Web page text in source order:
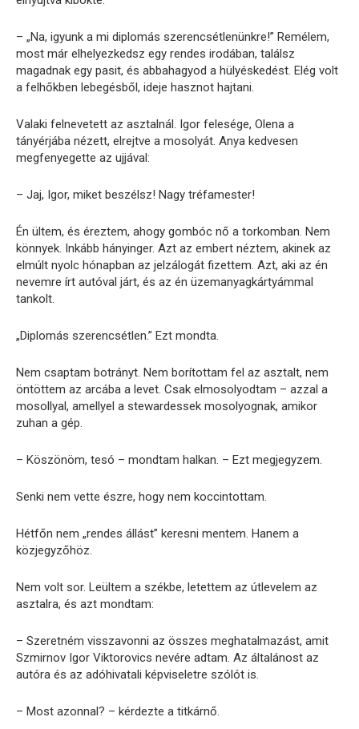
– „Na, igyunk a mi diplomás szerencsétlenünkre!” Remélem,
most már elhelyezkedsz egy rendes irodában, találsz
magadnak egy pasit, és abbahagyod a hülyéskedést. Elég volt
a felhőkben lebegésből, ideje hasznot hajtani.
Valaki felnevetett az asztalnál. Igor felesége, Olena a
tányérjába nézett, elrejtve a mosolyát. Anya kedvesen
megfenyegette az ujjával:
– Jaj, Igor, miket beszélsz! Nagy tréfamester!
Én ültem, és éreztem, ahogy gombóc nő a torkomban. Nem
könnyek. Inkább hányinger. Azt az embert néztem, akinek az
elmúlt nyolc hónapban az jelzálogát fizettem. Azt, aki az én
nevemre írt autóval járt, és az én üzemanyagkártyámmal
tankolt.
„Diplomás szerencsétlen.” Ezt mondta.
Nem csaptam botrányt. Nem borítottam fel az asztalt, nem
öntöttem az arcába a levet. Csak elmosolyodtam – azzal a
mosollyal, amellyel a stewardessek mosolyognak, amikor
zuhan a gép.
– Köszönöm, tesó – mondtam halkan. – Ezt megjegyzem.
Senki nem vette észre, hogy nem koccintottam.
Hétfőn nem „rendes állást” keresni mentem. Hanem a
közjegyzőhöz.
Nem volt sor. Leültem a székbe, letettem az útlevelem az
asztalra, és azt mondtam:
– Szeretném visszavonni az összes meghatalmazást, amit
Szmirnov Igor Viktorovics nevére adtam. Az általánost az
autóra és az adóhivatali képviseletre szólót is.
– Most azonnal? – kérdezte a titkárnő.